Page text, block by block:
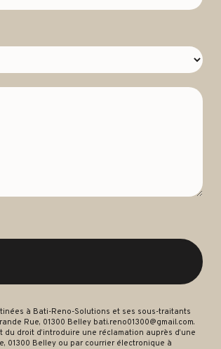
à Bati-Reno-Solutions et ses sous-traitants
Rue, 01300 Belley bati.reno01300@gmail.com.
droit d’introduire une réclamation auprès d’une
01300 Belley ou par courrier électronique à